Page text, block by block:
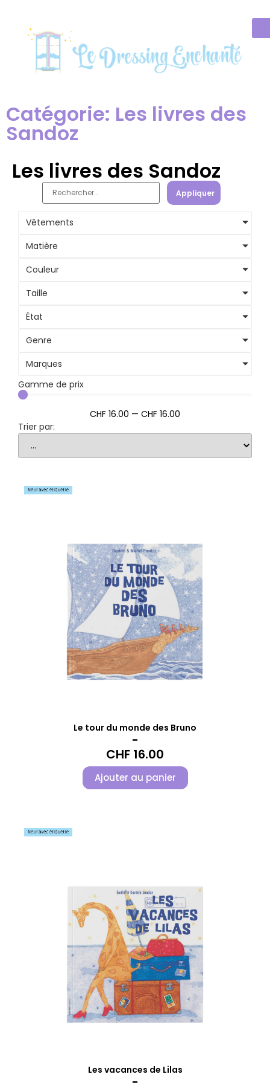
Catégorie: Les livres des
Sandoz
Les livres des Sandoz
Appliquer
Vêtements
Matière
Couleur
Taille
État
Genre
Marques
Gamme de prix
CHF 16.00 — CHF 16.00
Trier par:
Le tour du monde des Bruno
-
CHF 16.00
Ajouter au panier
Les vacances de Lilas